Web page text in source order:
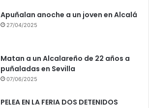
Apuñalan anoche a un joven en Alcalá
27/04/2025
Matan a un Alcalareño de 22 años a
puñaladas en Sevilla
07/06/2025
PELEA EN LA FERIA DOS DETENIDOS